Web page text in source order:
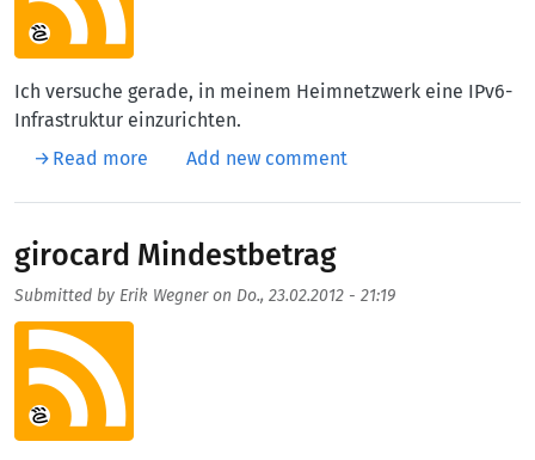
Ich versuche gerade, in meinem Heimnetzwerk eine IPv6-
Infrastruktur einzurichten.
Read more about IPv6 für das Heimnetzwerk
Add new comment
girocard Mindestbetrag
Submitted by Erik Wegneron Do., 23.02.2012 - 21:19
Aufmacherbild